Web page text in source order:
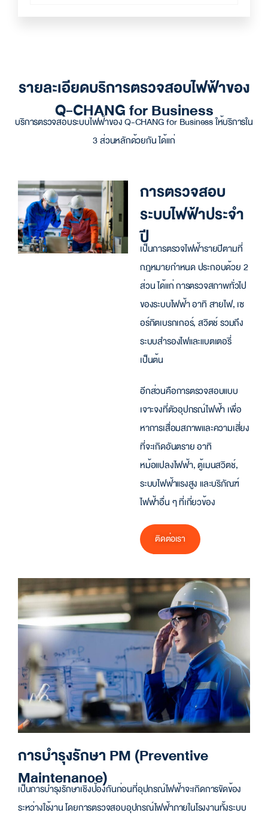
รายละเอียดบริการตรวจสอบไฟฟ้าของ
Q-CHANG for Business
บริการตรวจสอบระบบไฟฟ้าของ Q-CHANG for Business ให้บริการใน
3 ส่วนหลักด้วยกัน ได้แก่
การตรวจสอบ
ระบบไฟฟ้าประจำ
ปี
เป็นการตรวจไฟฟ้ารายปีตามที่
กฎหมายกำหนด ประกอบด้วย 2
ส่วน ได้แก่ การตรวจสภาพทั่วไป
ของระบบไฟฟ้า อาทิ สายไฟ, เซ
อร์กิตเบรกเกอร์, สวิตช์ รวมถึง
ระบบสำรองไฟและแบตเตอรี่
เป็นต้น
อีกส่วนคือการตรวจสอบแบบ
เจาะจงที่ตัวอุปกรณ์ไฟฟ้า เพื่อ
หาการเสื่อมสภาพและความเสี่ยง
ที่จะเกิดอันตราย อาทิ
หม้อแปลงไฟฟ้า, ตู้เมนสวิตช์,
ระบบไฟฟ้าแรงสูง และบริภัณฑ์
ไฟฟ้าอื่น ๆ ที่เกี่ยวข้อง
ติดต่อเรา
การบำรุงรักษา PM (Preventive
Maintenance)
เป็นการบำรุงรักษาเชิงป้องกันก่อนที่อุปกรณ์ไฟฟ้าจะเกิดการขัดข้อง
ระหว่างใช้งาน โดยการตรวจสอบอุปกรณ์ไฟฟ้าภายในโรงงานทั้งระบบ